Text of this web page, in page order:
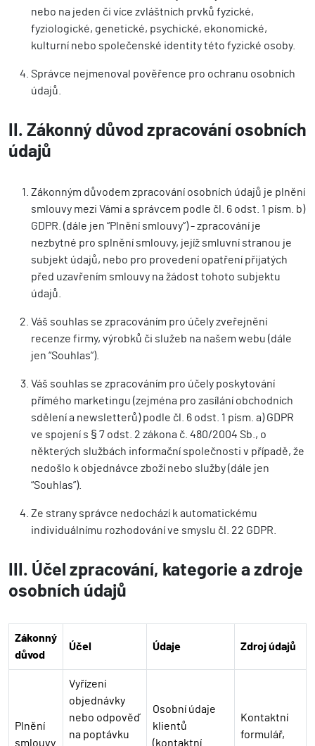
nebo na jeden či více zvláštních prvků fyzické,
fyziologické, genetické, psychické, ekonomické,
kulturní nebo společenské identity této fyzické osoby.
Správce nejmenoval pověřence pro ochranu osobních
údajů.
II. Zákonný důvod zpracování osobních
údajů
Zákonným důvodem zpracování osobních údajů je plnění
smlouvy mezi Vámi a správcem podle čl. 6 odst. 1 písm. b)
GDPR. (dále jen “Plnění smlouvy”) - zpracování je
nezbytné pro splnění smlouvy, jejíž smluvní stranou je
subjekt údajů, nebo pro provedení opatření přijatých
před uzavřením smlouvy na žádost tohoto subjektu
údajů.
Váš souhlas se zpracováním pro účely zveřejnění
recenze firmy, výrobků či služeb na našem webu (dále
jen “Souhlas”).
Váš souhlas se zpracováním pro účely poskytování
přímého marketingu (zejména pro zasílání obchodních
sdělení a newsletterů) podle čl. 6 odst. 1 písm. a) GDPR
ve spojení s § 7 odst. 2 zákona č. 480/2004 Sb., o
některých službách informační společnosti v případě, že
nedošlo k objednávce zboží nebo služby (dále jen
“Souhlas”).
Ze strany správce nedochází k automatickému
individuálnímu rozhodování ve smyslu čl. 22 GDPR.
III. Účel zpracování, kategorie a zdroje
osobních údajů
Zákonný
důvod
Účel Údaje Zdroj údajů
Plnění
smlouvy
Vyřízení
objednávky
nebo odpověď
na poptávku
Osobní údaje
klientů
(kontaktní
Kontaktní
formulář,